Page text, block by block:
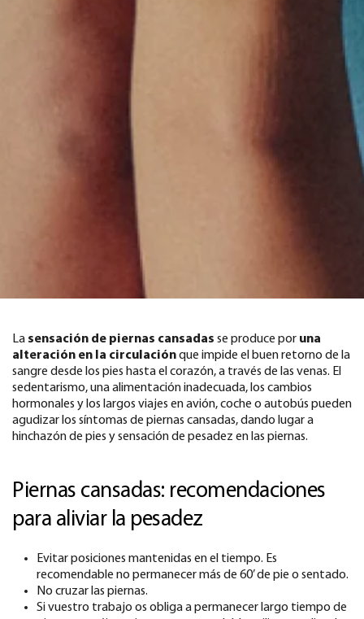
La sensación de piernas cansadas se produce por una
alteración en la circulaciónque impide el buen retorno de la
sangre desde los pies hasta el corazón, a través de las venas. El
sedentarismo, una alimentación inadecuada, los cambios
hormonales y los largos viajes en avión, coche o autobús pueden
agudizar los síntomas de piernas cansadas, dando lugar a
hinchazón de pies y sensación de pesadez en las piernas.
Piernas cansadas: recomendaciones
para aliviar la pesadez
Evitar posiciones mantenidas en el tiempo. Es
recomendable no permanecer más de 60’ de pie o sentado.
No cruzar las piernas.
Si vuestro trabajo os obliga a permanecer largo tiempo de